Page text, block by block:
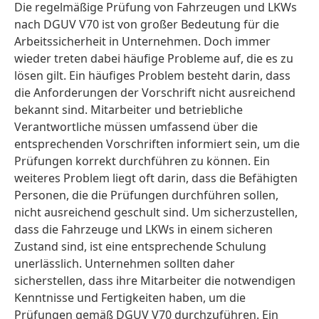
Die regelmäßige Prüfung von Fahrzeugen und LKWs
nach DGUV V70 ist von großer Bedeutung für die
Arbeitssicherheit in Unternehmen. Doch immer
wieder treten dabei häufige Probleme auf, die es zu
lösen gilt. Ein häufiges Problem besteht darin, dass
die Anforderungen der Vorschrift nicht ausreichend
bekannt sind. Mitarbeiter und betriebliche
Verantwortliche müssen umfassend über die
entsprechenden Vorschriften informiert sein, um die
Prüfungen korrekt durchführen zu können. Ein
weiteres Problem liegt oft darin, dass die Befähigten
Personen, die die Prüfungen durchführen sollen,
nicht ausreichend geschult sind. Um sicherzustellen,
dass die Fahrzeuge und LKWs in einem sicheren
Zustand sind, ist eine entsprechende Schulung
unerlässlich. Unternehmen sollten daher
sicherstellen, dass ihre Mitarbeiter die notwendigen
Kenntnisse und Fertigkeiten haben, um die
Prüfungen gemäß DGUV V70 durchzuführen. Ein